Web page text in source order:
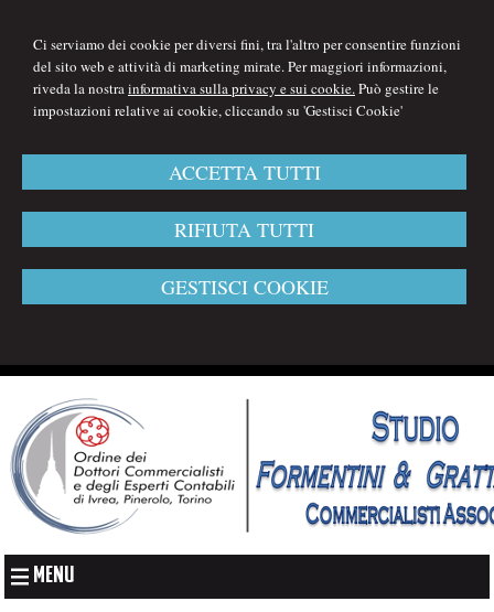
Ci serviamo dei cookie per diversi fini, tra l'altro per consentire funzioni
del sito web e attività di marketing mirate. Per maggiori informazioni,
riveda la nostrainformativa sulla privacy e sui cookie.Può gestire le
impostazioni relative ai cookie, cliccando su 'Gestisci Cookie'
ACCETTA TUTTI
RIFIUTA TUTTI
GESTISCI COOKIE
MENU